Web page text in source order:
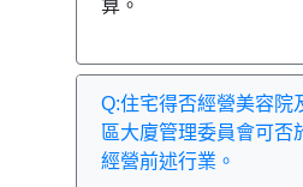
算。
Q:住宅得否經營美容院
區大廈管理委員會可否
經營前述行業。